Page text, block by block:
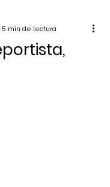
5 min de lectura